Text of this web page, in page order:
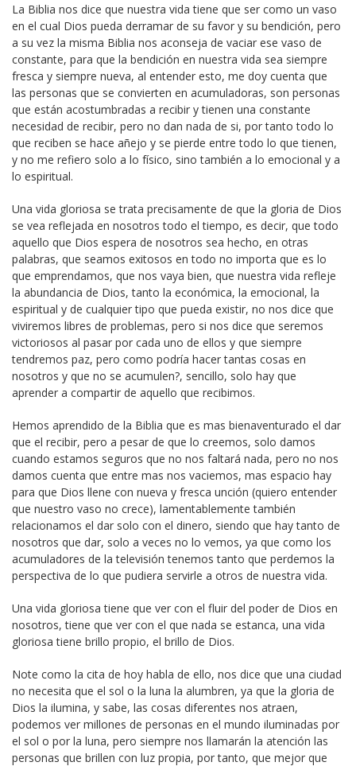
La Biblia nos dice que nuestra vida tiene que ser como un vaso
en el cual Dios pueda derramar de su favor y su bendición, pero
a su vez la misma Biblia nos aconseja de vaciar ese vaso de
constante, para que la bendición en nuestra vida sea siempre
fresca y siempre nueva, al entender esto, me doy cuenta que
las personas que se convierten en acumuladoras, son personas
que están acostumbradas a recibir y tienen una constante
necesidad de recibir, pero no dan nada de si, por tanto todo lo
que reciben se hace añejo y se pierde entre todo lo que tienen,
y no me refiero solo a lo físico, sino también a lo emocional y a
lo espiritual.
Una vida gloriosa se trata precisamente de que la gloria de Dios
se vea reflejada en nosotros todo el tiempo, es decir, que todo
aquello que Dios espera de nosotros sea hecho, en otras
palabras, que seamos exitosos en todo no importa que es lo
que emprendamos, que nos vaya bien, que nuestra vida refleje
la abundancia de Dios, tanto la económica, la emocional, la
espiritual y de cualquier tipo que pueda existir, no nos dice que
viviremos libres de problemas, pero si nos dice que seremos
victoriosos al pasar por cada uno de ellos y que siempre
tendremos paz, pero como podría hacer tantas cosas en
nosotros y que no se acumulen?, sencillo, solo hay que
aprender a compartir de aquello que recibimos.
Hemos aprendido de la Biblia que es mas bienaventurado el dar
que el recibir, pero a pesar de que lo creemos, solo damos
cuando estamos seguros que no nos faltará nada, pero no nos
damos cuenta que entre mas nos vaciemos, mas espacio hay
para que Dios llene con nueva y fresca unción (quiero entender
que nuestro vaso no crece), lamentablemente también
relacionamos el dar solo con el dinero, siendo que hay tanto de
nosotros que dar, solo a veces no lo vemos, ya que como los
acumuladores de la televisión tenemos tanto que perdemos la
perspectiva de lo que pudiera servirle a otros de nuestra vida.
Una vida gloriosa tiene que ver con el fluir del poder de Dios en
nosotros, tiene que ver con el que nada se estanca, una vida
gloriosa tiene brillo propio, el brillo de Dios.
Note como la cita de hoy habla de ello, nos dice que una ciudad
no necesita que el sol o la luna la alumbren, ya que la gloria de
Dios la ilumina, y sabe, las cosas diferentes nos atraen,
podemos ver millones de personas en el mundo iluminadas por
el sol o por la luna, pero siempre nos llamarán la atención las
personas que brillen con luz propia, por tanto, que mejor que